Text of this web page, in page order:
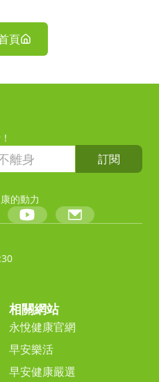
頁
訂閱
的動力
相關網站
永悅健康官網
早安樂活
早安健康嚴選